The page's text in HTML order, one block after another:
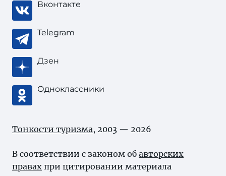
Вконтакте
Telegram
Дзен
Одноклассники
Тонкости туризма, 2003 — 2026
В соответствии с законом об авторских
правах при цитировании материала